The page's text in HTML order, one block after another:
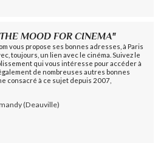
MOOD FOR CINEMA"
vous propose ses bonnes adresses, à Paris
toujours, un lien avec le cinéma. Suivez le
qui vous intéresse pour accéder à
de nombreuses autres bonnes
consacré à ce sujet depuis 2007,
(Deauville)